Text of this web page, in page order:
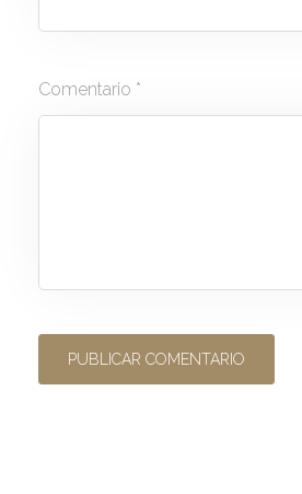
Comentario *